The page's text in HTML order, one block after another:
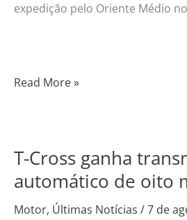
expedição pelo Oriente Médio
Read More »
T-Cross ganha
automático de oito
Motor, Últimas Notícias /7 de
T-
Cross
ganha
transmissão